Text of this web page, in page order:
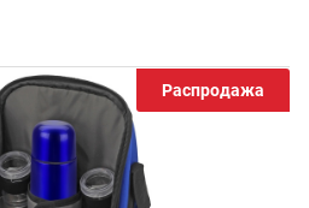
Распродажа